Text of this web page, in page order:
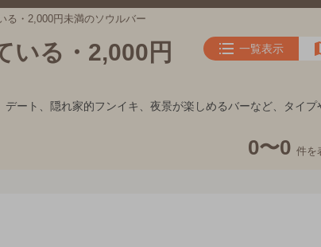
る・2,000円未満のソウルバー
いる・2,000円
一覧表示
ート、隠れ家的フンイキ、夜景が楽しめるバーなど、タイプ
0〜0 件を